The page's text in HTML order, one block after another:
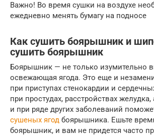
Важно! Во время сушки на воздухе
ежедневно менять бумагу на подносе
Как сушить боярышник и
сушить боярышник
Боярышник — не только изумительно
освежающая ягода. Это еще и
при приступах стенокардии и
при простудах, расстройствах
и при ряде других заболеваний
сушеных ягод боярышника. Ешьте
боярышник, и вам не придется часто